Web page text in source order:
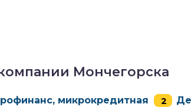
Мончегорска
микрокредитная